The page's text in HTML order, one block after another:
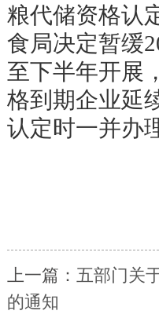
粮代储资格认
食局决定暂缓
至下半年开展
格到期企业延
认定时一并办
上一篇： 五部门关
的通知